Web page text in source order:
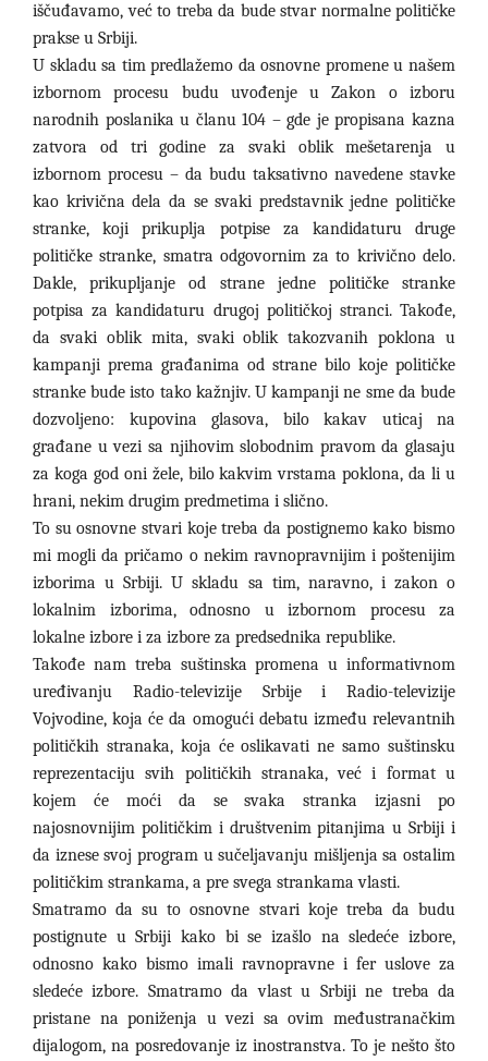
iščuđavamo, već to treba da bude stvar normalne političke
prakse u Srbiji.
U skladu sa tim predlažemo da osnovne promene u našem
izbornom procesu budu uvođenje u Zakon o izboru
narodnih poslanika u članu 104 – gde je propisana kazna
zatvora od tri godine za svaki oblik mešetarenja u
izbornom procesu – da budu taksativno navedene stavke
kao krivična dela da se svaki predstavnik jedne političke
stranke, koji prikuplja potpise za kandidaturu druge
političke stranke, smatra odgovornim za to krivično delo.
Dakle, prikupljanje od strane jedne političke stranke
potpisa za kandidaturu drugoj političkoj stranci. Takođe,
da svaki oblik mita, svaki oblik takozvanih poklona u
kampanji prema građanima od strane bilo koje političke
stranke bude isto tako kažnjiv. U kampanji ne sme da bude
dozvoljeno: kupovina glasova, bilo kakav uticaj na
građane u vezi sa njihovim slobodnim pravom da glasaju
za koga god oni žele, bilo kakvim vrstama poklona, da li u
hrani, nekim drugim predmetima i slično.
To su osnovne stvari koje treba da postignemo kako bismo
mi mogli da pričamo o nekim ravnopravnijim i poštenijim
izborima u Srbiji. U skladu sa tim, naravno, i zakon o
lokalnim izborima, odnosno u izbornom procesu za
lokalne izbore i za izbore za predsednika republike.
Takođe nam treba suštinska promena u informativnom
uređivanju Radio-televizije Srbije i Radio-televizije
Vojvodine, koja će da omogući debatu između relevantnih
političkih stranaka, koja će oslikavati ne samo suštinsku
reprezentaciju svih političkih stranaka, već i format u
kojem će moći da se svaka stranka izjasni po
najosnovnijim političkim i društvenim pitanjima u Srbiji i
da iznese svoj program u sučeljavanju mišljenja sa ostalim
političkim strankama, a pre svega strankama vlasti.
Smatramo da su to osnovne stvari koje treba da budu
postignute u Srbiji kako bi se izašlo na sledeće izbore,
odnosno kako bismo imali ravnopravne i fer uslove za
sledeće izbore. Smatramo da vlast u Srbiji ne treba da
pristane na poniženja u vezi sa ovim međustranačkim
dijalogom, na posredovanje iz inostranstva. To je nešto što